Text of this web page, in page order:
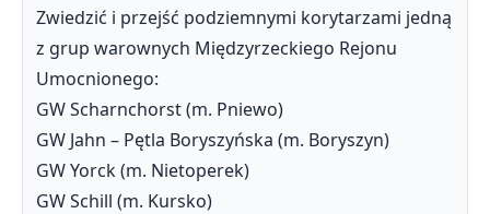
Zwiedzić i przejść podziemnymi korytarzami jedną
z grup warownych Międzyrzeckiego Rejonu
Umocnionego:
GW Scharnchorst (m. Pniewo)
GW Jahn – Pętla Boryszyńska (m. Boryszyn)
GW Yorck (m. Nietoperek)
GW Schill (m. Kursko)